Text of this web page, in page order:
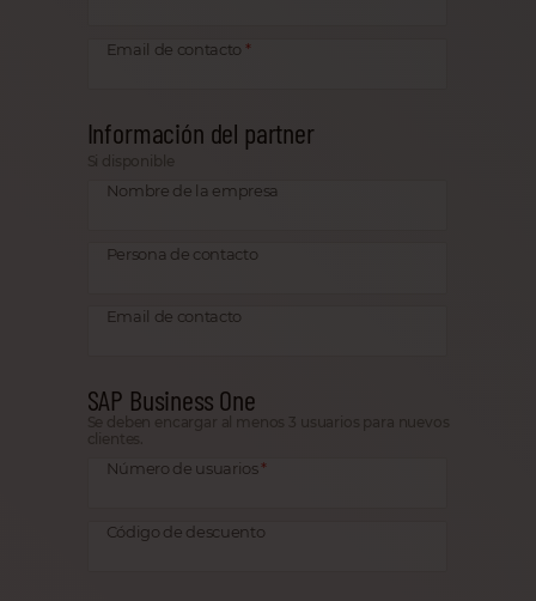
Email de contacto
Información del partner
Si disponible
Nombre de la empresa
Persona de contacto
Email de contacto
SAP Business One
Se deben encargar al menos 3 usuarios para nuevos
clientes.
Número de usuarios
Código de descuento